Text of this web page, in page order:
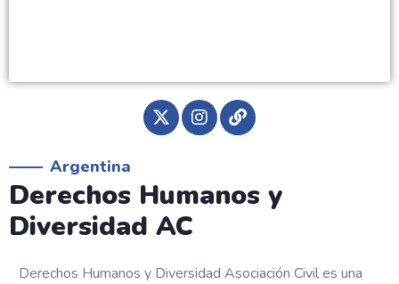
Argentina
Derechos Humanos y
Diversidad AC
Derechos Humanos y Diversidad Asociación Civil es una